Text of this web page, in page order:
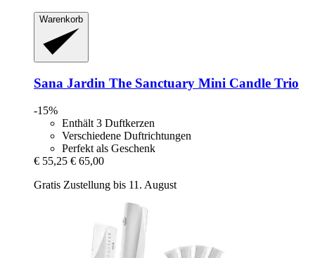
Warenkorb
Sana Jardin The Sanctuary Mini Candle Trio
-15%
Enthält 3 Duftkerzen
Verschiedene Duftrichtungen
Perfekt als Geschenk
€ 55,25 € 65,00
Gratis Zustellung bis 11. August